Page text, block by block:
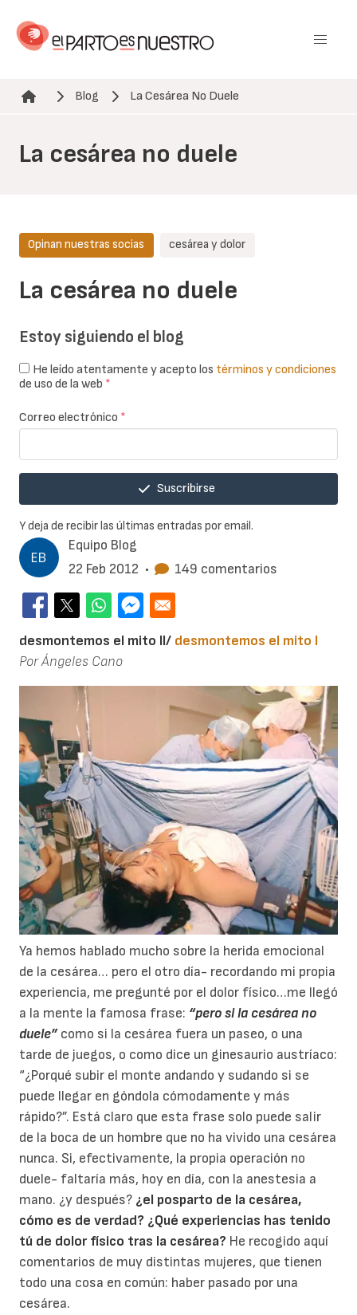
contenido
Ruta de navegación
Blog La Cesárea No Duele
La cesárea no duele
Equipo Blog
22 Feb 2012 • 149 comentarios
La cesárea no duele
Opinan nuestras socias cesárea y dolor
desmontemos el mito II/ desmontemos el mito I
Por Ángeles Cano
Ya hemos hablado mucho sobre la herida emocional
de la cesárea… pero el otro día- recordando mi propia
experiencia, me pregunté por el dolor físico…me llegó
a la mente la famosa frase: “pero si la cesárea no
duele”como si la cesárea fuera un paseo, o una
tarde de juegos, o como dice un ginesaurio austríaco:
“¿Porqué subir el monte andando y sudando si se
puede llegar en góndola cómodamente y más
rápido?”. Está claro que esta frase solo puede salir
de la boca de un hombre que no ha vivido una cesárea
nunca. Si, efectivamente, la propia operación no
duele- faltaría más, hoy en día, con la anestesia a
mano. ¿y después? ¿el posparto de la cesárea,
cómo es de verdad? ¿Qué experiencias has tenido
tú de dolor físico tras la cesárea? He recogido aquí
comentarios de muy distintas mujeres, que tienen
todo una cosa en común: haber pasado por una
cesárea.
Estoy siguiendo el blog
He leído atentamente y acepto los términos y condiciones
de uso de la web *
Correo electrónico *
Suscribirse
Y deja de recibir las últimas entradas por email.